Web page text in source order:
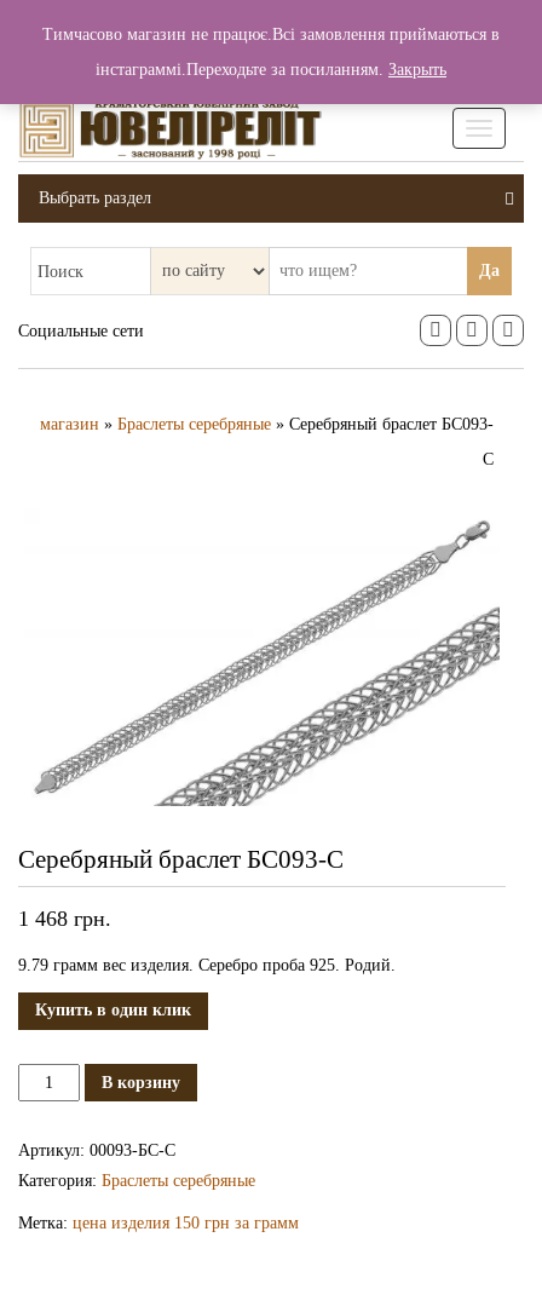
Вход / Регистрация 0 грн.
Выбрать раздел
Поиск Да
Социальные сети
магазин » Браслеты серебряные » Серебряный браслет БС093-
С
Серебряный браслет БС093-С
1 468 грн.
9.79 грамм вес изделия. Серебро проба 925. Родий.
Купить в один клик
КоличествоВ корзину
Артикул: 00093-БС-С
Категория: Браслеты серебряные
Метка: цена изделия 150 грн за грамм
Тимчасово магазин не працює.Всі замовлення приймаються в
інстаграммі.Переходьте за посиланням. Закрыть